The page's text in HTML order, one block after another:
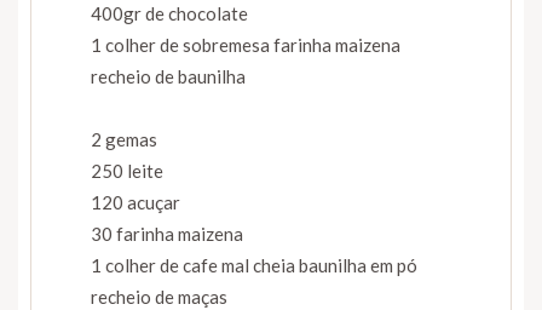
400gr de chocolate
1 colher de sobremesa farinha maizena
recheio de baunilha
2 gemas
250 leite
120 acuçar
30 farinha maizena
1 colher de cafe mal cheia baunilha em pó
recheio de maças